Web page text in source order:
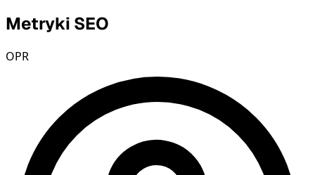
Metryki SEO
OPR